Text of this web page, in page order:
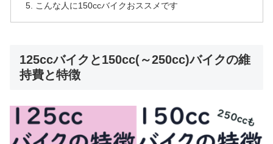
こんな人に150ccバイクおススメです
125ccバイクと150cc(～250cc)バイクの維
持費と特徴